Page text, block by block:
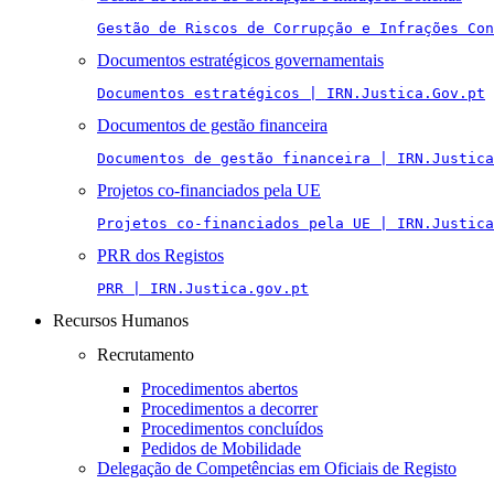
Gestão de Riscos de Corrupção e Infrações
Documentos estratégicos governamentais
Documentos estratégicos | IRN.Justica.Gov.pt
Documentos de gestão financeira
Documentos de gestão financeira |
Projetos co-financiados pela UE
Projetos co-financiados pela UE |
PRR dos Registos
PRR | IRN.Justica.gov.pt
Recursos Humanos
Recrutamento
Procedimentos abertos
Procedimentos a decorrer
Procedimentos concluídos
Pedidos de Mobilidade
Delegação de Competências em Oficiais de Registo